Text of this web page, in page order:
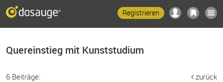
Registrieren
Quereinstieg mit Kunststudium
6 Beiträge: zurück